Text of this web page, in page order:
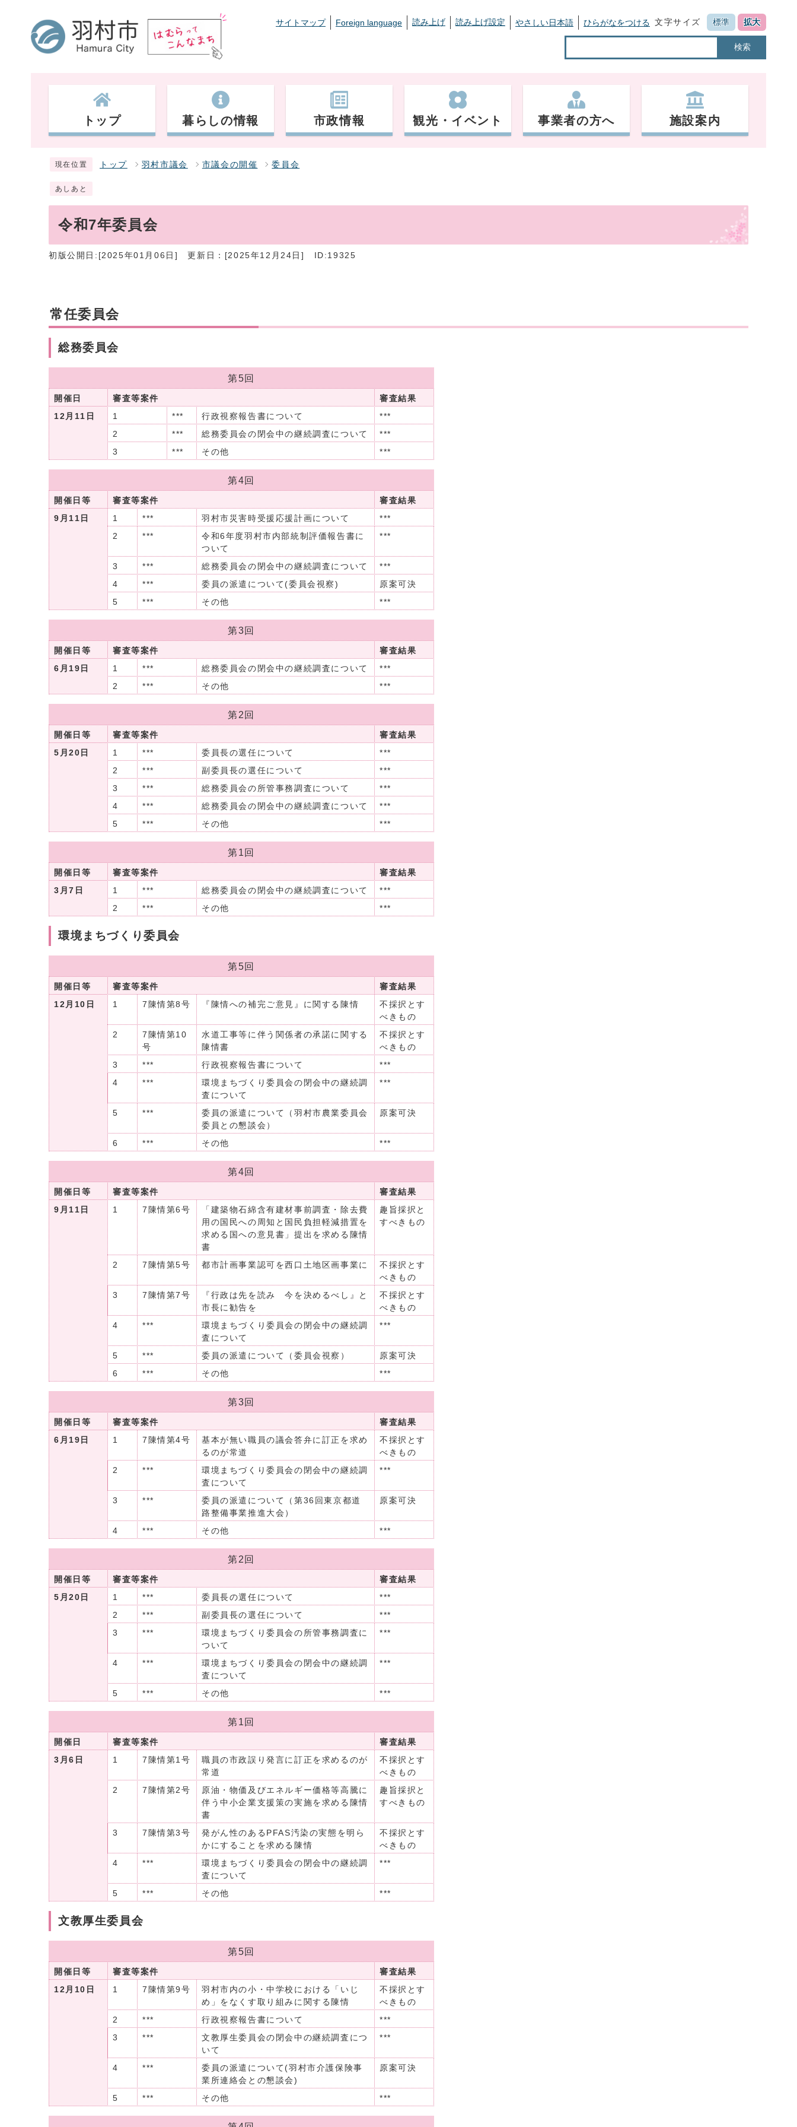
サイトマップ Foreign language 読み上げ 読み上げ設定 やさしい日本語 ひらがなをつける 文字サイズ 標準 拡大
検索
トップ 暮らしの情報 市政情報 観光・イベント 事業者の方へ 施設案内
現在位置 トップ 羽村市議会 市議会の開催 委員会
あしあと
令和7年委員会
初版公開日:[2025年01月06日] 更新日：[2025年12月24日] ID:19325
常任委員会
総務委員会
第5回
開催日 審査等案件
審査結果
12月11日
1 *** 行政視察報告書について
***
2
*** 総務委員会の閉会中の継続調査について
***
3
*** その他 ***
第4回
開催日等 審査等案件
審査結果
9月11日
1 *** 羽村市災害時受援応援計画について
***
2
***
令和6年度羽村市内部統制評価報告書に
ついて
***
3 *** 総務委員会の閉会中の継続調査について
***
4
*** 委員の派遣について(委員会視察)
原案可決
5
*** その他 ***
第3回
開催日等 審査等案件
審査結果
6月19日
1 *** 総務委員会の閉会中の継続調査について
***
2
*** その他 ***
第2回
開催日等 審査等案件
審査結果
5月20日
1 *** 委員長の選任について
***
2
*** 副委員長の選任について
***
3
*** 総務委員会の所管事務調査について
***
4
*** 総務委員会の閉会中の継続調査について
***
5
*** その他 ***
第1回
開催日等 審査等案件
審査結果
3月7日
1 *** 総務委員会の閉会中の継続調査について
***
2
*** その他 ***
環境まちづくり委員会
第5回
開催日等 審査等案件
審査結果
12月10日
1 7陳情第8号 『陳情への補完ご意見』に関する陳情
不採択とす
べきもの
2
7陳情第10
号
水道工事等に伴う関係者の承諾に関する
陳情書
不採択とす
べきもの
3
*** 行政視察報告書について
***
4
***
環境まちづくり委員会の閉会中の継続調
査について
***
5 ***
委員の派遣について（羽村市農業委員会
委員との懇談会）
原案可決
6 *** その他 ***
第4回
開催日等 審査等案件
審査結果
9月11日
1 7陳情第6号
「建築物石綿含有建材事前調査・除去費
用の国民への周知と国民負担軽減措置を
求める国への意見書」提出を求める陳情
書
趣旨採択と
すべきもの
2 7陳情第5号 都市計画事業認可を西口土地区画事業に
不採択とす
べきもの
3
7陳情第7号
『行政は先を読み 今を決めるべし』と
市長に勧告を
不採択とす
べきもの
4
***
環境まちづくり委員会の閉会中の継続調
査について
***
5 *** 委員の派遣について（委員会視察）
原案可決
6
*** その他 ***
第3回
開催日等 審査等案件
審査結果
6月19日
1 7陳情第4号
基本が無い職員の議会答弁に訂正を求め
るのが常道
不採択とす
べきもの
2
***
環境まちづくり委員会の閉会中の継続調
査について
***
3 ***
委員の派遣について（第36回東京都道
路整備事業推進大会）
原案可決
4 *** その他 ***
第2回
開催日等 審査等案件
審査結果
5月20日
1 *** 委員長の選任について
***
2
*** 副委員長の選任について
***
3
***
環境まちづくり委員会の所管事務調査に
ついて
***
4 ***
環境まちづくり委員会の閉会中の継続調
査について
***
5 *** その他 ***
第1回
開催日 審査等案件
審査結果
3月6日
1 7陳情第1号
職員の市政誤り発言に訂正を求めるのが
常道
不採択とす
べきもの
2
7陳情第2号
原油・物価及びエネルギー価格等高騰に
伴う中小企業支援策の実施を求める陳情
書
趣旨採択と
すべきもの
3 7陳情第3号
発がん性のあるPFAS汚染の実態を明ら
かにすることを求める陳情
不採択とす
べきもの
4
***
環境まちづくり委員会の閉会中の継続調
査について
***
5 *** その他 ***
文教厚生委員会
第5回
開催日等 審査等案件
審査結果
12月10日
1 7陳情第9号
羽村市内の小・中学校における「いじ
め」をなくす取り組みに関する陳情
不採択とす
べきもの
2
*** 行政視察報告書について
***
3
***
文教厚生委員会の閉会中の継続調査につ
いて
***
4 ***
委員の派遣について(羽村市介護保険事
業所連絡会との懇談会)
原案可決
5 *** その他 ***